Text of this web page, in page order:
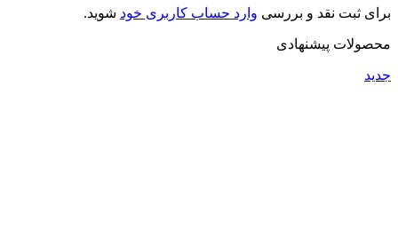
برای ثبت نقد و بررسی وارد حساب کاربری خود شوید.
محصولات پیشنهادی
جدید